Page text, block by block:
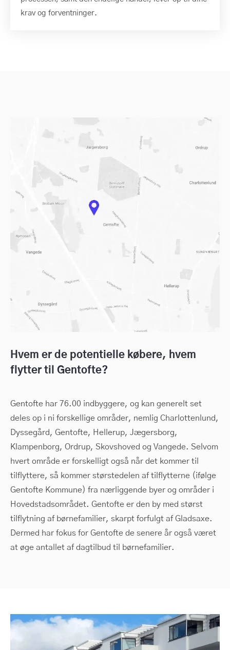
krav og forventninger.
Hvem er de potentielle købere, hvem
flytter til Gentofte?
Gentofte har 76.00 indbyggere, og kan generelt set
deles op i ni forskellige områder, nemlig Charlottenlund,
Dyssegård, Gentofte, Hellerup, Jægersborg,
Klampenborg, Ordrup, Skovshoved og Vangede. Selvom
hvert område er forskelligt også når det kommer til
tilflyttere, så kommer størstedelen af tilflytterne (ifølge
Gentofte Kommune) fra nærliggende byer og områder i
Hovedstadsområdet. Gentofte er den by med størst
tilflytning af børnefamilier, skarpt forfulgt af Gladsaxe.
Dermed har fokus for Gentofte de senere år også været
at øge antallet af dagtilbud til børnefamilier.